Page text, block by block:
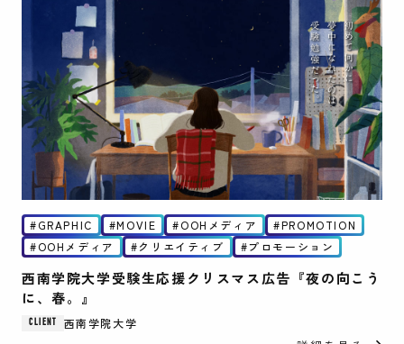
GRAPHIC MOVIE OOHメディア
PROMOTION
OOHメディア
クリエイティブ プロモーション
西南学院大学受験生応援クリスマス広告『夜の向こう
に、春。』
CLIENT 西南学院大学